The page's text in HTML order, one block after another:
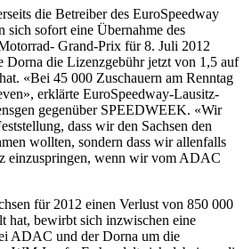
die Betreiber des EuroSpeedway
sich sofort eine Übernahme des
Grand-Prix für 8. Juli 2012
Dorna die Lizenzgebühr jetzt von 1,5 auf
«Bei 45 000 Zuschauern am Renntag
erklärte EuroSpeedway-Lausitz-
gegenüber SPEEDWEEK. «Wir
dass wir den Sachsen den
wollten, sondern dass wir allenfalls
einzuspringen, wenn wir vom ADAC
für 2012 einen Verlust von 850 000
hat, bewirbt sich inzwischen eine
ADAC und der Dorna um die